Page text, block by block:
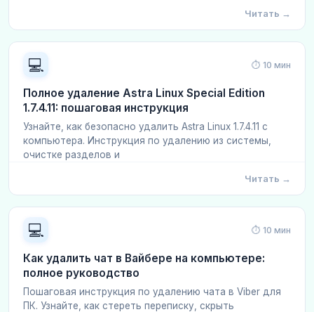
Читать →
💻 ⏱ 10 мин
Полное удаление Astra Linux Special Edition
1.7.4.11: пошаговая инструкция
Узнайте, как безопасно удалить Astra Linux 1.7.4.11 с
компьютера. Инструкция по удалению из системы,
очистке разделов и
Читать →
💻 ⏱ 10 мин
Как удалить чат в Вайбере на компьютере:
полное руководство
Пошаговая инструкция по удалению чата в Viber для
ПК. Узнайте, как стереть переписку, скрыть